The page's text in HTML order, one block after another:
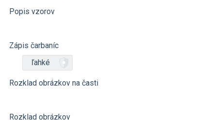
Popis vzorov
Zápis čarbaníc
ľahké
Rozklad obrázkov na časti
Rozklad obrázkov